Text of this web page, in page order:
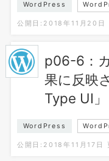
WordPress
公開日:2018年11月20日
p06-6：
果に反映
Type UI」
WordPress
公開日:2018年11月17日